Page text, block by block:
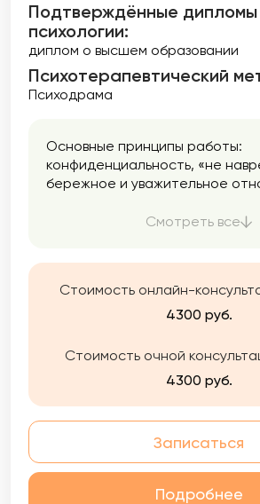
Подтверждённые дипломы
психологии:
диплом о высшем образовании
Психотерапевтический
Психодрама
Основные принципы работы:
конфиденциальность, «не
бережное и уважительное
Смотреть все
Стоимость онлайн-
4300 руб.
Стоимость очной
4300 руб.
Записаться
Подробнее